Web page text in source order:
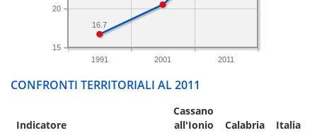
1991 2001 2011
15
20
16.7
CONFRONTI TERRITORIALI AL 2011
Indicatore
Cassano
all'Ionio
Calabria Italia